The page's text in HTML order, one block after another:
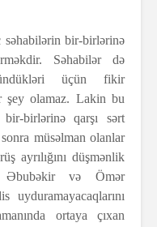
səhabilərin bir-birlərinə
Səhabilər də
üçün fikir
şey olamaz. Lakin bu
birlərinə qarşı sərt
müsəlman olanlar
ayrılığını düşmənlik
Əbubəkir və Ömər
uyduramayacaqlarını
ortaya çıxan